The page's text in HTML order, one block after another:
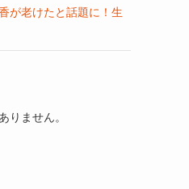
が老けたと話題に！生
りません。